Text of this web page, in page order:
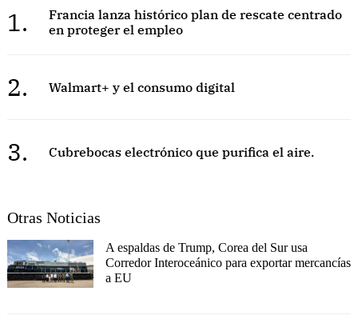
1.
Francia lanza histórico plan de rescate centrado
en proteger el empleo
2. Walmart+ y el consumo digital
3. Cubrebocas electrónico que purifica el aire.
Otras Noticias
A espaldas de Trump, Corea del Sur usa
Corredor Interoceánico para exportar mercancías
a EU